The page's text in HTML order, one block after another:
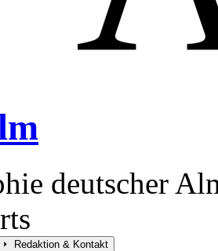
deutscher
Redaktion & Kontakt